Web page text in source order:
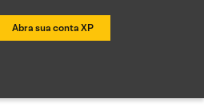
Abra sua conta XP